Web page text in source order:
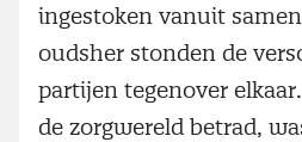
ingestoken vanuit
oudsher stonden de
partijen tegenover
de zorgwereld betrad,